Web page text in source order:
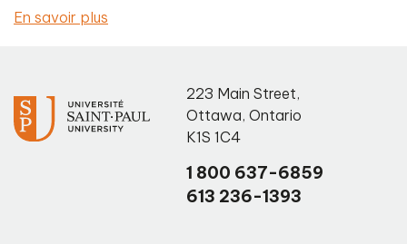
En savoir plus
223 Main Street,
Ottawa, Ontario
K1S 1C4
1 800 637-6859
613 236-1393